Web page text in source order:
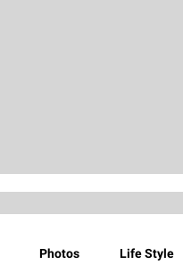
Photos Life Style